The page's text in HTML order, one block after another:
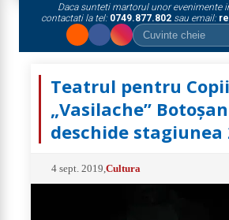
Daca sunteti martorul unor evenimente
contactati la tel: 0749.877.802sau email:
Teatrul pentru
„Vasilache”
deschide stagiunea
4 sept. 2019 ,Cultura